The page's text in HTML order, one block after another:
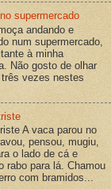
supermercado
andando e
num supermercado,
à minha
Não gosto de olhar
vezes nestes
A vaca parou no
pensou, mugiu,
o lado de cá e
rabo para lá. Chamou
com bramidos...